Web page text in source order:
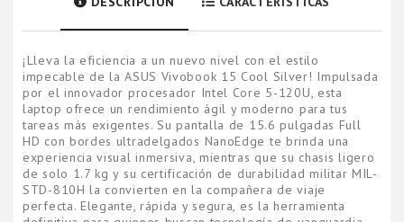
¡Lleva la eficiencia a un nuevo nivel con el estilo
impecable de la ASUS Vivobook 15 Cool Silver! Impulsada
por el innovador procesador Intel Core 5-120U, esta
laptop ofrece un rendimiento ágil y moderno para tus
tareas más exigentes. Su pantalla de 15.6 pulgadas Full
HD con bordes ultradelgados NanoEdge te brinda una
experiencia visual inmersiva, mientras que su chasis ligero
de solo 1.7 kg y su certificación de durabilidad militar MIL-
STD-810H la convierten en la compañera de viaje
perfecta. Elegante, rápida y segura, es la herramienta